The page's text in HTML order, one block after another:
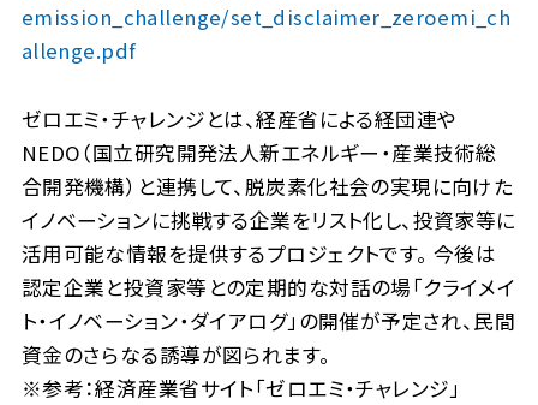
emission_challenge/set_disclaimer_zeroemi_ch
allenge.pdf
ゼロエミ・チャレンジとは、経産省による経団連や
NEDO（国立研究開発法人新エネルギー・産業技術総
合開発機構）と連携して、脱炭素化社会の実現に向けた
イノベーションに挑戦する企業をリスト化し、投資家等に
活用可能な情報を提供するプロジェクトです。 今後は
認定企業と投資家等との定期的な対話の場「クライメイ
ト・イノベーション・ダイアログ」の開催が予定され、民間
資金のさらなる誘導が図られます。
※参考：経済産業省サイト「ゼロエミ・チャレンジ」